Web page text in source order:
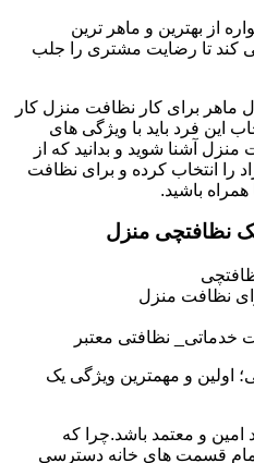
از بهترین و ماهر ترین
کند تا رضایت مشتری را جلب
ماهر برای کار نظافت منزل کار
این فرد باید با ویژگی های
آشنا شوید و بدانید که از
را انتخاب کرده و برای نظافت
باشید.
نظافتچی منزل
نظافت منزل
نظافتی معتبر
اولین و مهمترین ویژگی یک
امین و معتمد باشد.چرا که
قسمت های خانه دسترسی